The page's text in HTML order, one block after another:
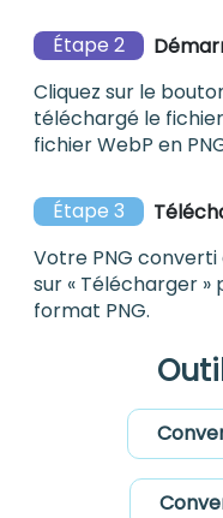
Étape 2
Cliquez sur le
téléchargé le
fichier WebP en
Étape 3
Votre PNG
sur « Télécharger
format PNG.